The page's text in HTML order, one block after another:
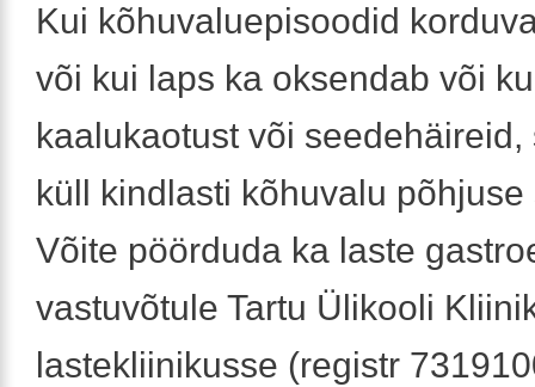
Kui kõhuvaluepisoodid
või kui laps ka oksendab või
kaalukaotust või seedehäireid,
küll kindlasti kõhuvalu
Võite pöörduda ka laste
vastuvõtule Tartu Ülikooli
lastekliinikusse (registr